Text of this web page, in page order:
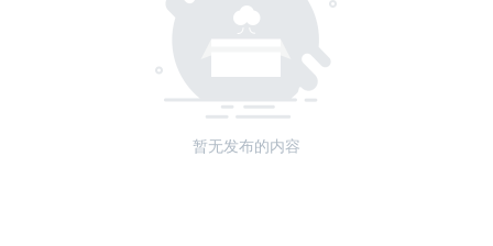
暂无发布的内容